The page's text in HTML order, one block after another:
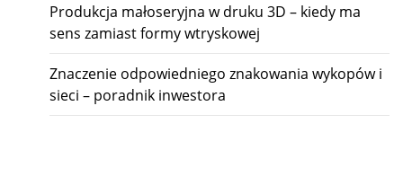
Produkcja małoseryjna w druku 3D – kiedy ma
sens zamiast formy wtryskowej
Znaczenie odpowiedniego znakowania wykopów i
sieci – poradnik inwestora